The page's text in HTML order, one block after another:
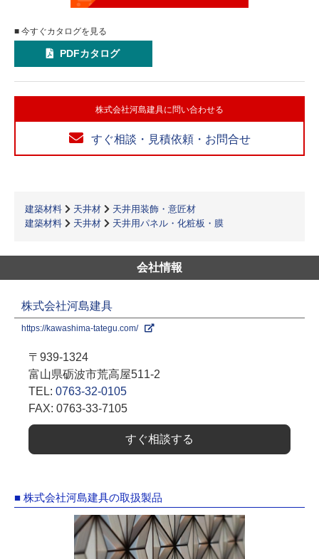
■ 今すぐカタログを見る
PDFカタログ
株式会社河島建具に問い合わせる
すぐ相談・見積依頼・お問合せ
建築材料 天井材
天井用装飾・意匠材
建築材料
天井材 天井用パネル・化粧板・膜
会社情報
株式会社河島建具
https://kawashima-tategu.com/
〒939-1324
富山県砺波市荒高屋511-2
TEL: 0763-32-0105
FAX: 0763-33-7105
すぐ相談する
■ 株式会社河島建具の取扱製品